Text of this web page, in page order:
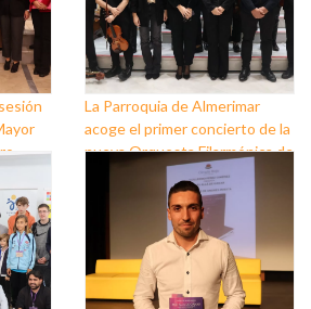
La Parroquia de Almerimar
acoge el primer concierto de la
nueva Orquesta Filarmónica de